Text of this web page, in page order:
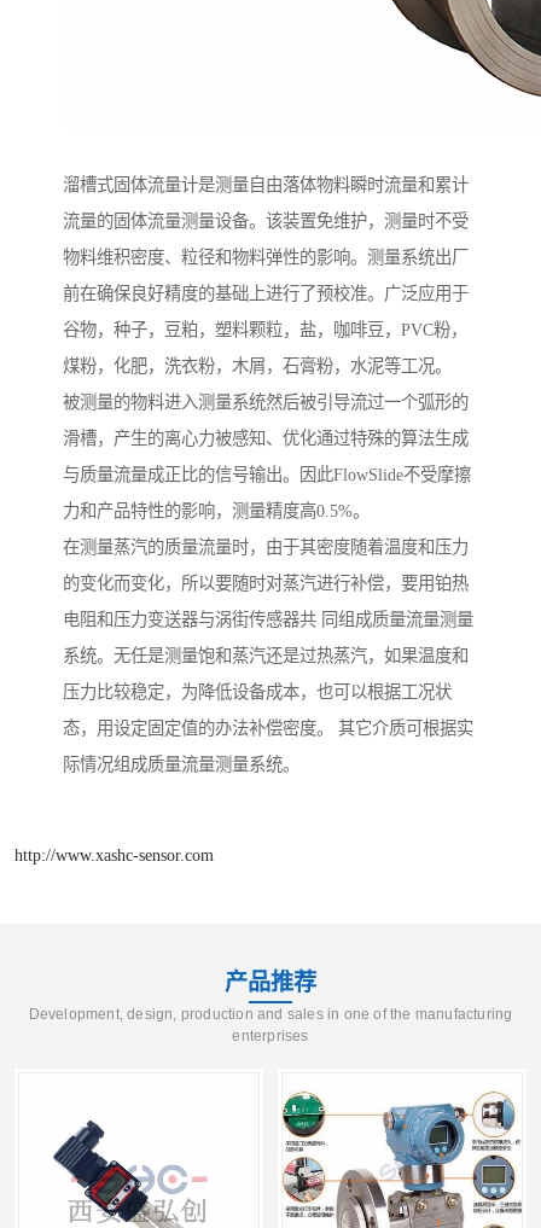
溜槽式固体流量计是测量自由落体物料瞬时流量和累计
流量的固体流量测量设备。该装置免维护，测量时不受
物料维积密度、粒径和物料弹性的影响。测量系统出厂
前在确保良好精度的基础上进行了预校准。广泛应用于
谷物，种子，豆粕，塑料颗粒，盐，咖啡豆，PVC粉，
煤粉，化肥，洗衣粉，木屑，石膏粉，水泥等工况。
被测量的物料进入测量系统然后被引导流过一个弧形的
滑槽，产生的离心力被感知、优化通过特殊的算法生成
与质量流量成正比的信号输出。因此FlowSlide不受摩擦
力和产品特性的影响，测量精度高0.5%。
在测量蒸汽的质量流量时，由于其密度随着温度和压力
的变化而变化，所以要随时对蒸汽进行补偿，要用铂热
电阻和压力变送器与涡街传感器共 同组成质量流量测量
系统。无任是测量饱和蒸汽还是过热蒸汽，如果温度和
压力比较稳定，为降低设备成本，也可以根据工况状
态，用设定固定值的办法补偿密度。 其它介质可根据实
际情况组成质量流量测量系统。
http://www.xashc-sensor.com
产品推荐
Development, design, production and sales in one of the manufacturing
enterprises